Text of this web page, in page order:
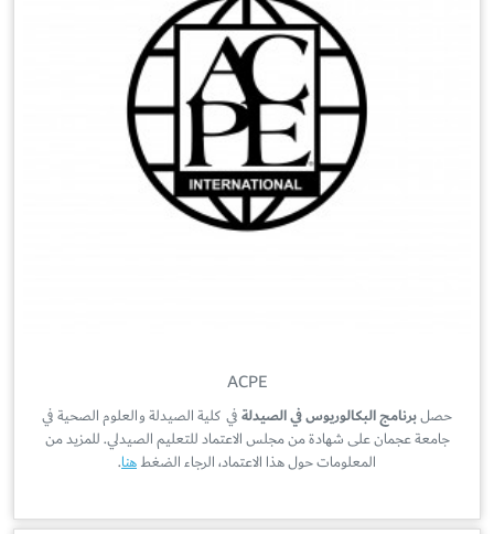
ACPE
حصلبرنامج البكالوريوس في الصيدلةفي كلية الصيدلة والعلوم الصحية في
جامعة عجمان على شهادة من مجلس الاعتماد للتعليم الصيدلي. للمزيد من
المعلومات حول هذا الاعتماد، الرجاء الضغطهنا.